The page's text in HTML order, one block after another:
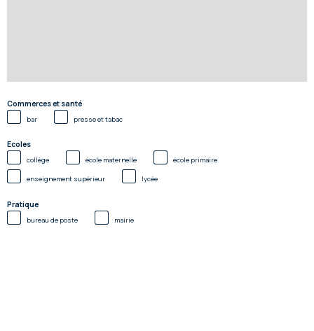
Commerces et santé
bar presse et tabac
Ecoles
collège école maternelle école primaire
enseignement supérieur lycée
Pratique
bureau de poste mairie